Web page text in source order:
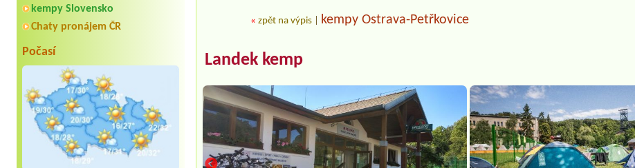
kempy Slovensko
Chaty pronájem ČR
Počasí
«zpět na výpis kempy Ostrava-Petřkovice
Landek kemp